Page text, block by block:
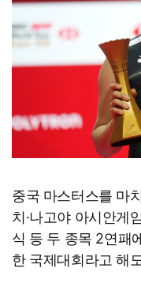
중국 마스터스를 마
치·나고야 아시안게
식 등 두 종목 2연패
한 국제대회라고 해